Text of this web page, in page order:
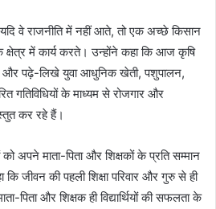
वे राजनीति में नहीं आते, तो एक अच्छे किसान
में कार्य करते। उन्होंने कहा कि आज कृषि
और पढ़े-लिखे युवा आधुनिक खेती, पशुपालन,
गतिविधियों के माध्यम से रोजगार और
कर रहे हैं।
को अपने माता-पिता और शिक्षकों के प्रति सम्मान
जीवन की पहली शिक्षा परिवार और गुरु से ही
पिता और शिक्षक ही विद्यार्थियों की सफलता के